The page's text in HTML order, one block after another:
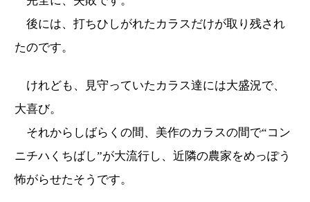
後には、打ちひしがれたカラスだけが取り残され
たのです。
けれども、見守っていたカラス達には大盛況で、
大喜び。
それからしばらくの間、美作のカラスの間で“コン
ニチハくちばし”が大流行し、近隣の農家をめっぽう
怖がらせたそうです。